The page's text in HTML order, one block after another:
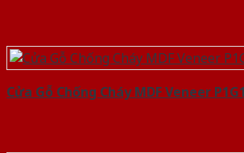
Cửa Gỗ Chống Cháy MDF Veneer